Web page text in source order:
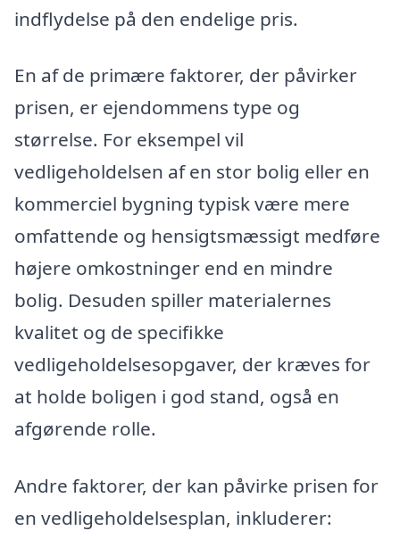
indflydelse på den endelige pris.
En af de primære faktorer, der påvirker
prisen, er ejendommens type og
størrelse. For eksempel vil
vedligeholdelsen af en stor bolig eller en
kommerciel bygning typisk være mere
omfattende og hensigtsmæssigt medføre
højere omkostninger end en mindre
bolig. Desuden spiller materialernes
kvalitet og de specifikke
vedligeholdelsesopgaver, der kræves for
at holde boligen i god stand, også en
afgørende rolle.
Andre faktorer, der kan påvirke prisen for
en vedligeholdelsesplan, inkluderer: